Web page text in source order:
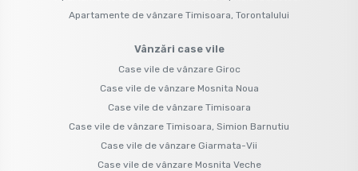
Apartamente de vânzare Timisoara, Torontalului
Vânzări case vile
Case vile de vânzare Giroc
Case vile de vânzare Mosnita Noua
Case vile de vânzare Timisoara
Case vile de vânzare Timisoara, Simion Barnutiu
Case vile de vânzare Giarmata-Vii
Case vile de vânzare Mosnita Veche